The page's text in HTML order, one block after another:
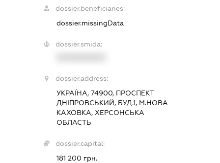
dossier.beneficiaries:
dossier.missingData
dossier.smida:
dossier.address:
УКРАЇНА, 74900, ПРОСПЕКТ
ДНІПРОВСЬКИЙ, БУД.1, М.НОВА
КАХОВКА, ХЕРСОНСЬКА
ОБЛАСТЬ
dossier.capital:
181 200 грн.